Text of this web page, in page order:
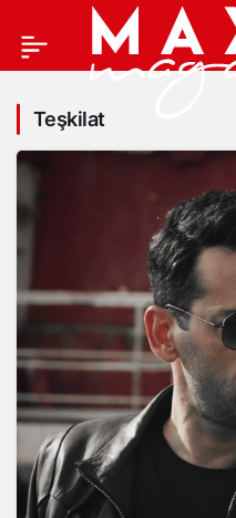
Teşkilat